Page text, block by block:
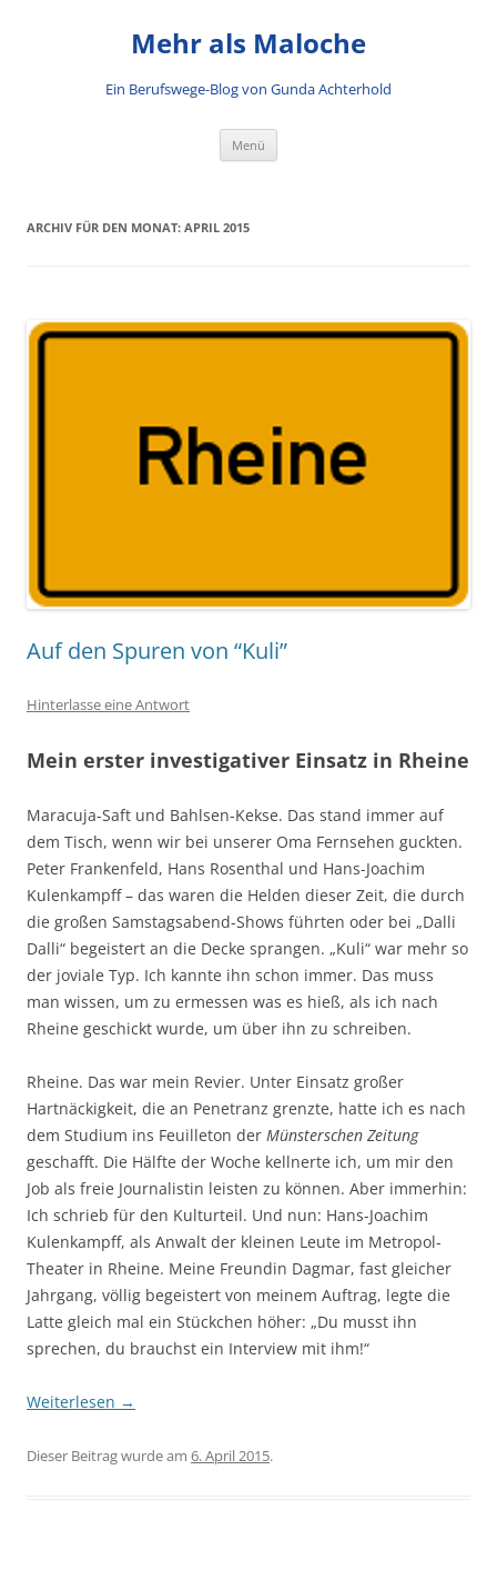
Mehr als Maloche
Ein Berufswege-Blog von Gunda Achterhold
Menü
ARCHIV FÜR DEN MONAT: APRIL 2015
Auf den Spuren von “Kuli”
Hinterlasse eine Antwort
Mein erster investigativer Einsatz in Rheine
Maracuja-Saft und Bahlsen-Kekse. Das stand immer auf
dem Tisch, wenn wir bei unserer Oma Fernsehen guckten.
Peter Frankenfeld, Hans Rosenthal und Hans-Joachim
Kulenkampff – das waren die Helden dieser Zeit, die durch
die großen Samstagsabend-Shows führten oder bei „Dalli
Dalli“ begeistert an die Decke sprangen. „Kuli“ war mehr so
der joviale Typ. Ich kannte ihn schon immer. Das muss
man wissen, um zu ermessen was es hieß, als ich nach
Rheine geschickt wurde, um über ihn zu schreiben.
Rheine. Das war mein Revier. Unter Einsatz großer
Hartnäckigkeit, die an Penetranz grenzte, hatte ich es nach
dem Studium ins Feuilleton der Münsterschen Zeitung
geschafft. Die Hälfte der Woche kellnerte ich, um mir den
Job als freie Journalistin leisten zu können. Aber immerhin:
Ich schrieb für den Kulturteil. Und nun: Hans-Joachim
Kulenkampff, als Anwalt der kleinen Leute im Metropol-
Theater in Rheine. Meine Freundin Dagmar, fast gleicher
Jahrgang, völlig begeistert von meinem Auftrag, legte die
Latte gleich mal ein Stückchen höher: „Du musst ihn
sprechen, du brauchst ein Interview mit ihm!“
Weiterlesen →
Dieser Beitrag wurde am 6. April 2015.